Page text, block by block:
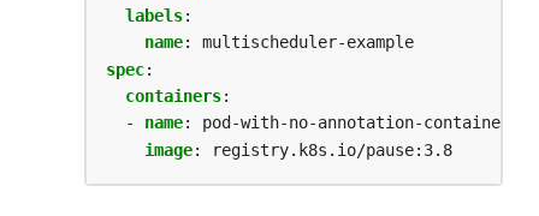
labels:
name:
multischeduler-example
spec:
containers:
- name:
pod-with-no-annotation-container
image: registry.k8s.io/pause:3.8